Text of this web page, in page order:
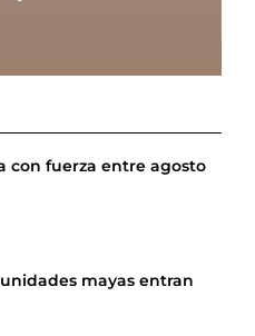
con fuerza entre agosto
mayas entran